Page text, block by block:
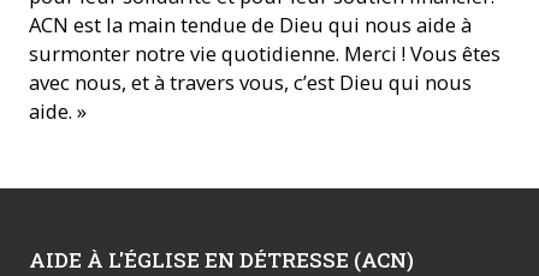
ACN est la main tendue de Dieu qui nous aide à
surmonter notre vie quotidienne. Merci ! Vous êtes
avec nous, et à travers vous, c’est Dieu qui nous
aide. »
AIDE À L'ÉGLISE EN DÉTRESSE (ACN)